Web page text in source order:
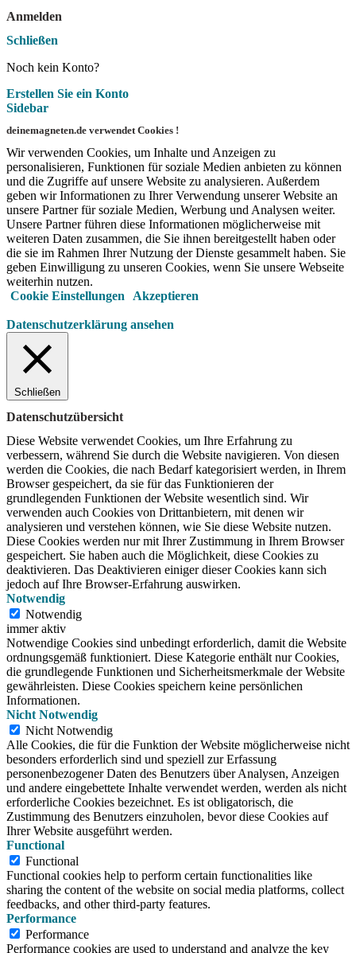
Anmelden
Schließen
Noch kein Konto?
Erstellen Sie ein Konto
Sidebar
deinemagneten.de verwendet Cookies !
Wir verwenden Cookies, um Inhalte und Anzeigen zu
personalisieren, Funktionen für soziale Medien anbieten zu können
und die Zugriffe auf unsere Website zu analysieren. Außerdem
geben wir Informationen zu Ihrer Verwendung unserer Website an
unsere Partner für soziale Medien, Werbung und Analysen weiter.
Unsere Partner führen diese Informationen möglicherweise mit
weiteren Daten zusammen, die Sie ihnen bereitgestellt haben oder
die sie im Rahmen Ihrer Nutzung der Dienste gesammelt haben. Sie
geben Einwilligung zu unseren Cookies, wenn Sie unsere Webseite
weiterhin nutzen.
Cookie Einstellungen
Akzeptieren
Datenschutzerklärung ansehen
Schließen
Datenschutzübersicht
Diese Website verwendet Cookies, um Ihre Erfahrung zu
verbessern, während Sie durch die Website navigieren. Von diesen
werden die Cookies, die nach Bedarf kategorisiert werden, in Ihrem
Browser gespeichert, da sie für das Funktionieren der
grundlegenden Funktionen der Website wesentlich sind. Wir
verwenden auch Cookies von Drittanbietern, mit denen wir
analysieren und verstehen können, wie Sie diese Website nutzen.
Diese Cookies werden nur mit Ihrer Zustimmung in Ihrem Browser
gespeichert. Sie haben auch die Möglichkeit, diese Cookies zu
deaktivieren. Das Deaktivieren einiger dieser Cookies kann sich
jedoch auf Ihre Browser-Erfahrung auswirken.
Notwendig
Notwendig
immer aktiv
Notwendige Cookies sind unbedingt erforderlich, damit die Website
ordnungsgemäß funktioniert. Diese Kategorie enthält nur Cookies,
die grundlegende Funktionen und Sicherheitsmerkmale der Website
gewährleisten. Diese Cookies speichern keine persönlichen
Informationen.
Nicht Notwendig
Nicht Notwendig
Alle Cookies, die für die Funktion der Website möglicherweise nicht
besonders erforderlich sind und speziell zur Erfassung
personenbezogener Daten des Benutzers über Analysen, Anzeigen
und andere eingebettete Inhalte verwendet werden, werden als nicht
erforderliche Cookies bezeichnet. Es ist obligatorisch, die
Zustimmung des Benutzers einzuholen, bevor diese Cookies auf
Ihrer Website ausgeführt werden.
Functional
Functional
Functional cookies help to perform certain functionalities like
sharing the content of the website on social media platforms, collect
feedbacks, and other third-party features.
Performance
Performance
Performance cookies are used to understand and analyze the key